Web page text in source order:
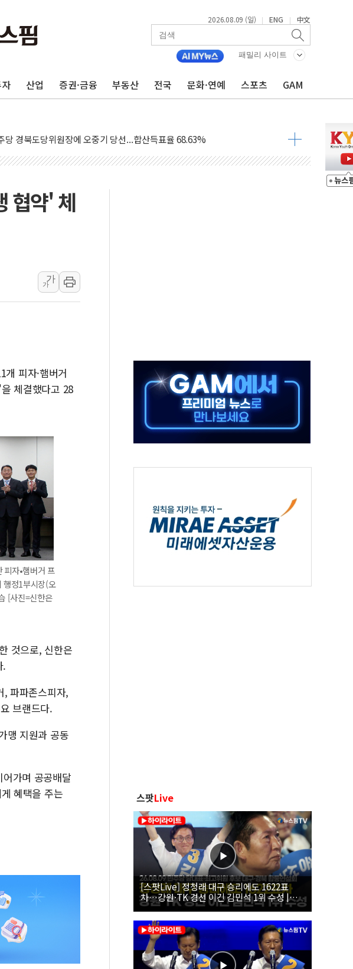
2026.08.09 (일) | ENG | 中文
패밀리 사이트
산업 증권·금융 부동산 전국 문화·연예 스포츠 GAM
폭우 쏟아진 울진...'두천~하당'·'올미골교' 차량 통행 선제 제한
진위면 공장서 작업 중 사고 발생…작업자 1명 숨져
낙동강 선착장 하류서 50대 숨진 채 발견...경찰, 조사 중
] 김민석, 정청래에 누적 1.48%p 차 선두 유지...金 46.01% vs 鄭 44.53%
서 말다툼 중 어머니 살해 10대 구속…범행 후 반려견도 죽여
석, 강원·대구·경북 경선서 정청래에 승리…金 48.54% vs 鄭 44.40%
보] 민주, 경북 경선 결과 발표...김민석 47.37% 정청래 45.71% 송영길 6.92%
보] 민주, 대구 경선 결과 발표...정청래 47.82% 김민석 46.35% 송영길 5.83%
나금융, 명동 소상공인에 '행복상자' 전달
시 광복절 현수막 '태극기 거꾸로' 논란…이틀만에 철거
·산사태 주의보' 울진 시간당 30mm 강한 비...호우 피해 없어
협약' 체
가
가
피자·햄버거
체결했다고 28
피자•햄버거 프
행정1부시장(오
[사진=신한은
것으로, 신한은
.
, 파파존스피자,
브랜드다.
맹 지원과 공동
가며 공공배달
혜택을 주는
스팟Live
[스팟Live] 정청래 대구 승리에도 1622표
차…강원·TK 경선 이긴 김민석 1위 수성 |
26.08.09 더불어민주당 당대표·최고위원 후
보 대구·경북 합동연설회